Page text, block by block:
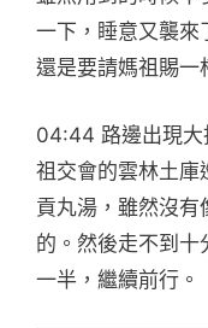
一下，睡意又襲來
還是要請媽祖賜一
04:44 路邊出現大
祖交會的雲林土庫
貢丸湯，雖然沒
的。然後走不到十
一半，繼續前行。